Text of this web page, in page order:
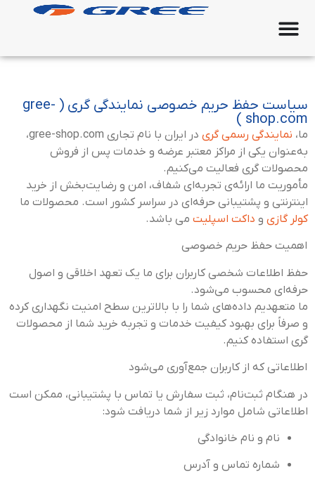
سیاست حفظ حریم خصوصی نمایندگی گری ( gree-
shop.com )
ما، نمایندگی رسمی گری
در ایران با نام تجاری gree-shop.com،
به‌عنوان یکی از مراکز معتبر عرضه و خدمات پس از فروش
محصولات گری فعالیت می‌کنیم.
مأموریت ما ارائه‌ی تجربه‌ای شفاف، امن و رضایت‌بخش از خرید
اینترنتی و پشتیبانی حرفه‌ای در سراسر کشور است. محصولات ما
کولر گازی و داکت اسپلیت می باشد.
اهمیت حفظ حریم خصوصی
حفظ اطلاعات شخصی کاربران برای ما یک تعهد اخلاقی و اصول
حرفه‌ای محسوب می‌شود.
ما متعهدیم داده‌های شما را با بالاترین سطح امنیت نگهداری کرده
و صرفاً برای بهبود کیفیت خدمات و تجربه خرید شما از محصولات
گری استفاده کنیم.
اطلاعاتی که از کاربران جمع‌آوری می‌شود
در هنگام ثبت‌نام، ثبت سفارش یا تماس با پشتیبانی، ممکن است
اطلاعاتی شامل موارد زیر از شما دریافت شود:
نام و نام خانوادگی
شماره تماس و آدرس